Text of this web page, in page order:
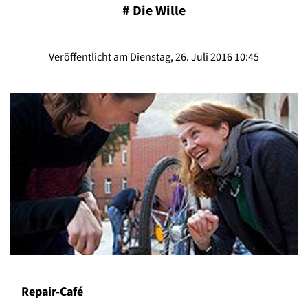
# Die Wille
Veröffentlicht am Dienstag, 26. Juli 2016 10:45
Repair-Café